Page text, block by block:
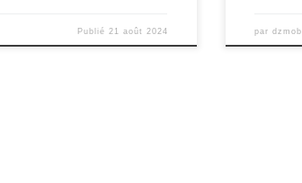
Publié 21 août 2024 pardzmob